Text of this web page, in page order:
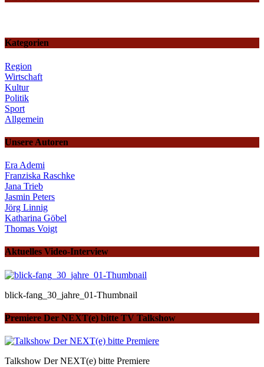
Kategorien
Region
Wirtschaft
Kultur
Politik
Sport
Allgemein
Unsere Autoren
Era Ademi
Franziska Raschke
Jana Trieb
Jasmin Peters
Jörg Linnig
Katharina Göbel
Thomas Voigt
Aktuelles Video-Interview
blick-fang_30_jahre_01-Thumbnail
Premiere Der NEXT(e) bitte TV Talkshow
Talkshow Der NEXT(e) bitte Premiere